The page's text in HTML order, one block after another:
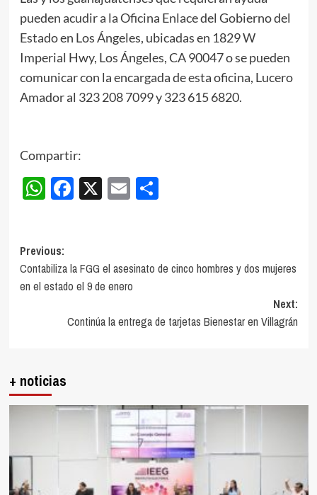
pueden acudir a la Oficina Enlace del Gobierno del
Estado en Los Ángeles, ubicadas en 1829 W
Imperial Hwy, Los Ángeles, CA 90047 o se pueden
comunicar con la encargada de esta oficina, Lucero
Amador al 323 208 7099 y 323 615 6820.
Compartir:
WhatsApp
Facebook
X EmailCompartir
Post
navigation
Previous:
Contabiliza la FGG el asesinato de cinco hombres y dos mujeres
en el estado el 9 de enero
Next:
Continúa la entrega de tarjetas Bienestar en Villagrán
+ noticias